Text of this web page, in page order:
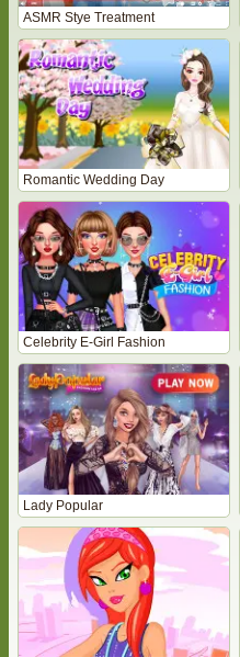
ASMR Stye Treatment
Romantic Wedding Day
Celebrity E-Girl Fashion
Lady Popular